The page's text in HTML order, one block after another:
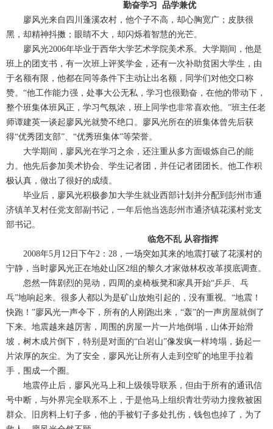
校友
考生
OA
教务系统
办事大厅
图书馆
EN
勤奋学习 品学兼优
廖风光来自四川蓬溪农村，他个子不高，却心胸宽广；皮肤很
黑，却精神抖擞；眼睛不大，却闪烁着智慧的光芒。
廖风光2006年毕业于西华大学艺术学院美术系。大学期间，他是
班上的团支书，有一次班上评奖学金，还有一次补助贫困大学生，由
于名额有限，他都在同等条件下主动让出名额，同学们对他交口称
赞。“他工作能力强，处事大公无私，学习也很勤奋，在他的带动下，
整个班集体班风正，学习气氛浓，班上同学也非常喜欢他。”班主任老
师谭建英一谈起廖风光就赞不绝口。廖风光所在的班集体曾先后获
得“优秀团支部”、“优秀班集体”等荣誉。
大学期间，廖风光在学习之余，还注重从多方面锻炼自己的能
力。他先后参加美术协会、学生记者团，并任记者团团长。他工作积
极认真，做出了很好的成绩。
毕业后，廖风光积极参加大学生就业西部计划并分配到彭州市通
济镇羊叉村任党支部副书记，一年后他当选彭州市通济镇花溪村党支
部书记。
临危不乱 从容指挥
2008年5月12日下午2：28，一场突如其来的地震打破了花溪村的
宁静，当时廖风光正在地处山区2组的黎久才家做林权改革摸底调查。
忽然一阵剧烈的晃动，四周的桌椅板凳和家具开始“乒乒、乓
乓”地响起来。很多人都以为是矿山放炮引起的，没有重视。“地震！
快跑！”廖风光一声令下，所有的人刚跑出来，“轰”的一声房屋就倒了
下来。地震越来越厉害，周围的房屋一片一片地倒塌，山体开始滑
坡，树木成片倒下，特别是对面的“白岩山”像发疯一样垮塌，扬起一
片浓厚的灰尘。为了安全，廖风光让所有人走到空旷的地里手拉着
手，围成一个圈。
地震停止后，廖风光马上和上级领导联系，但由于所有的通讯信
号中断，与外界完全联系不上，于是他马上组织青壮劳动力搜救被困
群众。旧房料上钉子多，他的手被钉子多处扎伤，钱包也掉了，为了